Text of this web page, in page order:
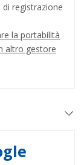
di registrazione
la portabilità
altro gestore